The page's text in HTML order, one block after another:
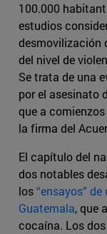
100.000
estudios
desmovilización
del nivel de
Se trata de una
por el asesinato
que a
la firma del
El capítulo del
dos notables
los“ensayos”
Guatemala, que
cocaína. Los